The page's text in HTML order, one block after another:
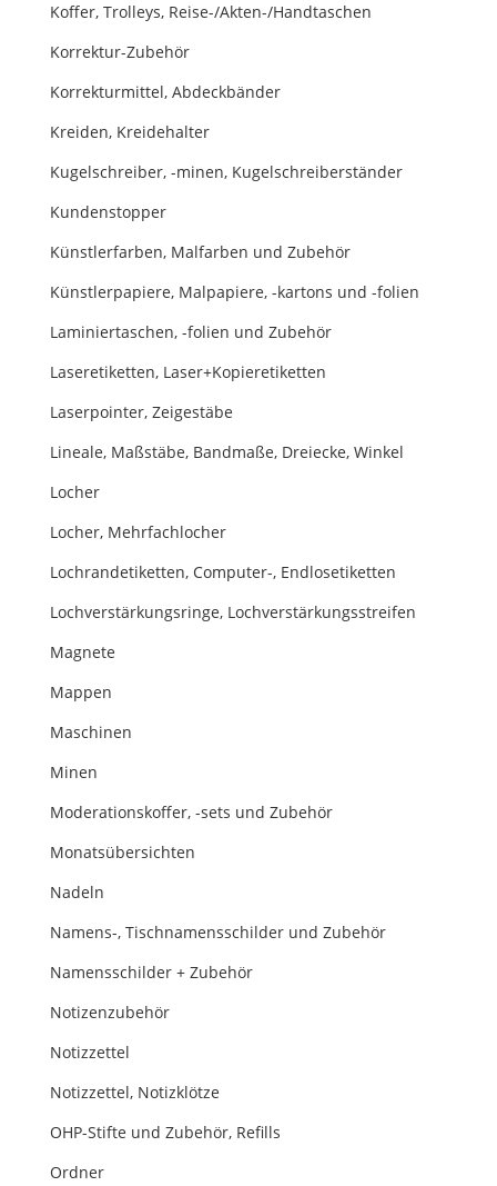
Koffer, Trolleys, Reise-/Akten-/Handtaschen
Korrektur-Zubehör
Korrekturmittel, Abdeckbänder
Kreiden, Kreidehalter
Kugelschreiber, -minen, Kugelschreiberständer
Kundenstopper
Künstlerfarben, Malfarben und Zubehör
Künstlerpapiere, Malpapiere, -kartons und -folien
Laminiertaschen, -folien und Zubehör
Laseretiketten, Laser+Kopieretiketten
Laserpointer, Zeigestäbe
Lineale, Maßstäbe, Bandmaße, Dreiecke, Winkel
Locher
Locher, Mehrfachlocher
Lochrandetiketten, Computer-, Endlosetiketten
Lochverstärkungsringe, Lochverstärkungsstreifen
Magnete
Mappen
Maschinen
Minen
Moderationskoffer, -sets und Zubehör
Monatsübersichten
Nadeln
Namens-, Tischnamensschilder und Zubehör
Namensschilder + Zubehör
Notizenzubehör
Notizzettel
Notizzettel, Notizklötze
OHP-Stifte und Zubehör, Refills
Ordner